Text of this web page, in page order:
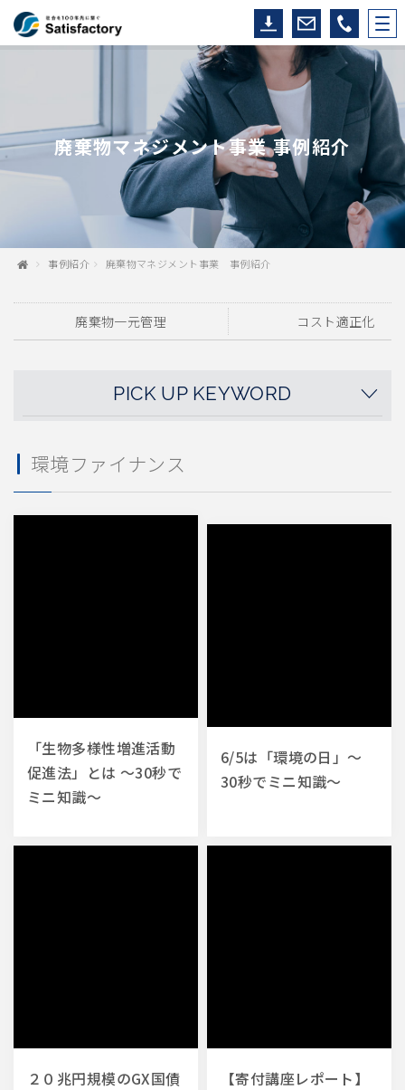
廃棄物マネジメント事業 事例紹介
事例紹介 廃棄物マネジメント事業 事例紹介
廃棄物一元管理 コスト適正化
PICK UP KEYWORD
レストラン 物流倉庫
小売店
飲食店 物流 宿泊施設
環境ファイナンス
「生物多様性増進活動
促進法」とは ～30秒で
ミニ知識～
6/5は「環境の日」～
30秒でミニ知識～
２０兆円規模のGX国債
【寄付講座レポート】